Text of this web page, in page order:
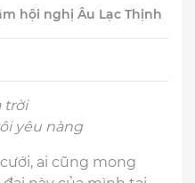
hội nghị Âu Lạc Thịnh
trời
yêu nàng
ai cũng mong